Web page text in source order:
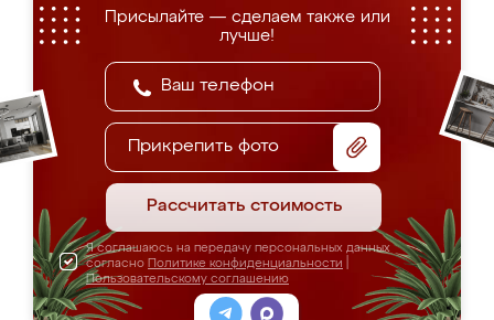
Присылайте — сделаем также или
лучше!
Прикрепить фото
Рассчитать стоимость
Я соглашаюсь на передачу персональных данных
согласно Политике конфиденциальности
Пользовательскому соглашению